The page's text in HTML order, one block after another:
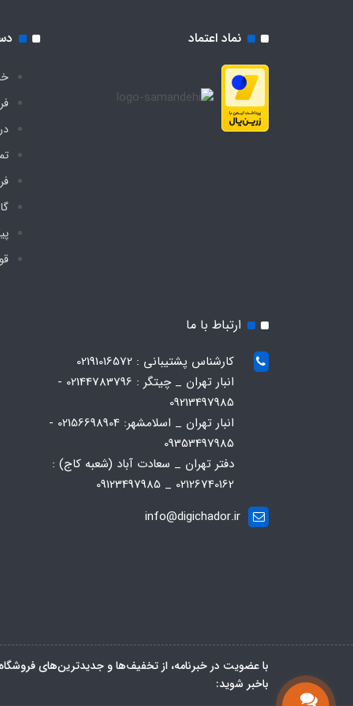
نماد اعتماد
ارتباط با ما
کارشناس پشتیبانی : 02191016572
انبار تهران _ چیتگر : 02144783796 -
09213497985
انبار تهران _ اسلامشهر: 02156698904 -
09353497985
دفتر تهران _ سعادت آباد (شعبه کاج) :
02126740162 _ 09123497985
info@digichador.ir
با عضویت در خبرنامه، از تخفیف‌ها و جدیدترین‌های فروشگاه
باخبر شوید: